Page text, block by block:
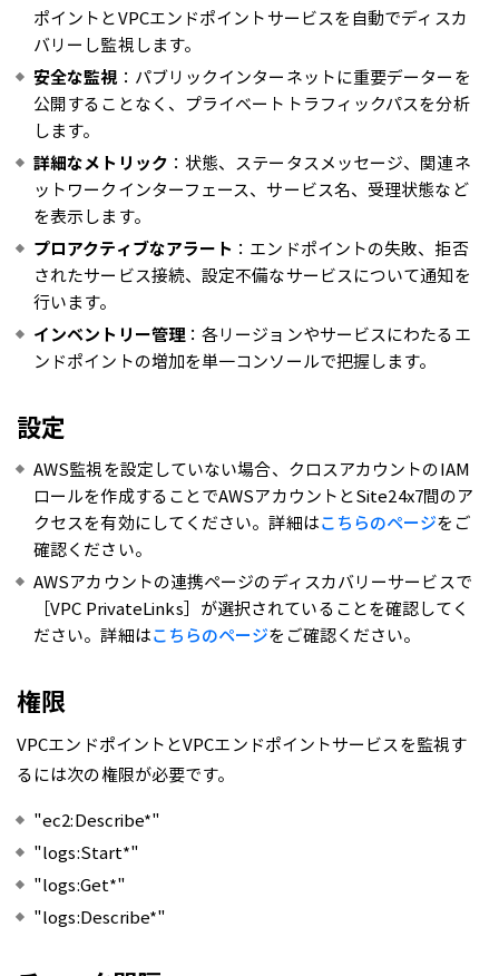
ポイントとVPCエンドポイントサービスを自動でディスカ
バリーし監視します。
安全な監視：パブリックインターネットに重要データーを
公開することなく、プライベートトラフィックパスを分析
します。
詳細なメトリック ：状態、ステータスメッセージ、関連ネ
ットワークインターフェース、サービス名、受理状態など
を表示します。
プロアクティブなアラート ：エンドポイントの失敗、拒否
されたサービス接続、設定不備なサービスについて通知を
行います。
インベントリー管理：各リージョンやサービスにわたるエ
ンドポイントの増加を単一コンソールで把握します。
設定
AWS監視を設定していない場合、クロスアカウントのIAM
ロールを作成することでAWSアカウントとSite24x7間のア
クセスを有効にしてください。詳細はこちらのページをご
確認ください。
AWSアカウントの連携ページのディスカバリーサービスで
［VPC PrivateLinks］が選択されていることを確認してく
ださい。詳細はこちらのページをご確認ください。
権限
VPCエンドポイントとVPCエンドポイントサービスを監視す
るには次の権限が必要です。
"ec2:Describe*"
"logs:Start*"
"logs:Get*"
"logs:Describe*"